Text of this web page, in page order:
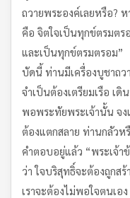
ถวายพระองค์เลยหรือ?
คือ จิตใจเป็นทุกข์ตรมตร
และเป็นทุกข์ตรมตรอม”
บัดนี้ ท่านมีเครื่องบูชาถว
จำเป็นต้องเตรียมเรือ เ
พอพระทัยพระเจ้านั้น จง
ต้องแตกสลาย ท่านกลัวห
คำตอบอยู่แล้ว “พระเจ้า
ว่า ใจบริสุทธิ์จะต้องถูกส
เราจะต้องไม่พอใจตนเอ